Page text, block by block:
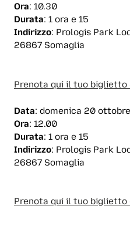
Ora: 10.30
Durata: 1 ora e 15
Indirizzo: Prologis Park
26867 Somaglia
Prenota qui il tuo biglietto
Data: domenica 20
Ora: 12.00
Durata: 1 ora e 15
Indirizzo: Prologis Park
26867 Somaglia
Prenota qui il tuo biglietto